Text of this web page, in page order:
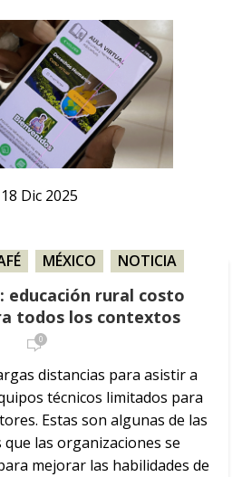
18 Dic 2025
MÉXICO NOTICIA
educación rural costo
todos los contextos
0
distancias para asistir a
técnicos limitados para
Estas son algunas de las
que las organizaciones se
mejorar las habilidades de